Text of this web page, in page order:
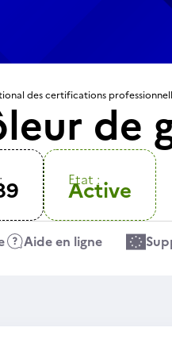
des certifications
de
Etat :
Active
Aide en ligne